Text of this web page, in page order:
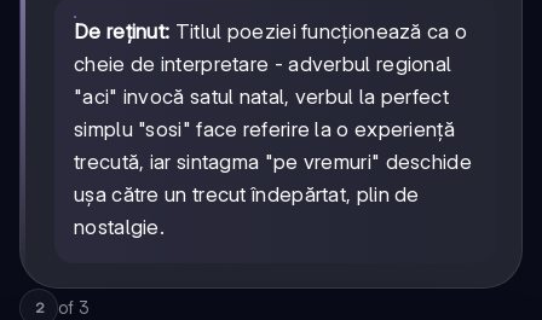
De reținut: Titlul poeziei funcționează ca o
cheie de interpretare - adverbul regional
"aci" invocă satul natal, verbul la perfect
simplu "sosi" face referire la o experiență
trecută, iar sintagma "pe vremuri" deschide
ușa către un trecut îndepărtat, plin de
nostalgie.
2 of 3